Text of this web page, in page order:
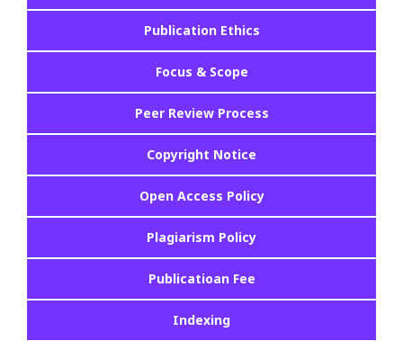
Publication Ethics
Focus & Scope
Peer Review Process
Copyright Notice
Open Access Policy
Plagiarism Policy
Publicatioan Fee
Indexing